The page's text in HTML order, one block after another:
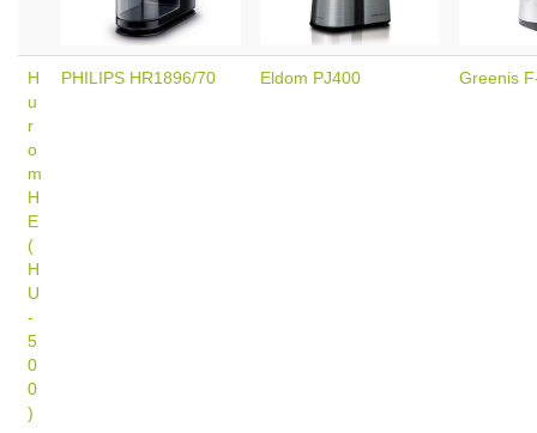
H
u
r
o
m
H
E
(
H
U
-
5
0
0
)
PHILIPS HR1896/70 Eldom PJ400 Greenis